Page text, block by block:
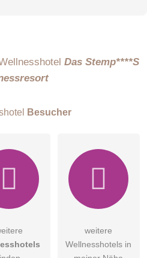
ich zur Kenntnis genommen.
Das Stemp****S
Besucher
weitere
Wellnesshotels in